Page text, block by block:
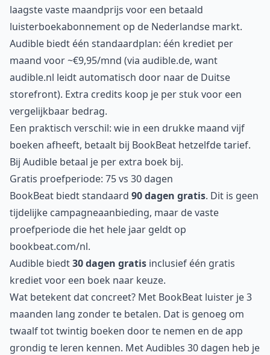
laagste vaste maandprijs voor een betaald
luisterboekabonnement op de Nederlandse markt.
Audible biedt één standaardplan: één krediet per
maand voor ~€9,95/mnd (via audible.de, want
audible.nl leidt automatisch door naar de Duitse
storefront). Extra credits koop je per stuk voor een
vergelijkbaar bedrag.
Een praktisch verschil: wie in een drukke maand vijf
boeken afheeft, betaalt bij BookBeat hetzelfde tarief.
Bij Audible betaal je per extra boek bij.
Gratis proefperiode: 75 vs 30 dagen
BookBeat biedt standaard 90 dagen gratis. Dit is geen
tijdelijke campagneaanbieding, maar de vaste
proefperiode die het hele jaar geldt op
bookbeat.com/nl.
Audible biedt30 dagen gratis inclusief één gratis
krediet voor een boek naar keuze.
Wat betekent dat concreet? Met BookBeat luister je 3
maanden lang zonder te betalen. Dat is genoeg om
twaalf tot twintig boeken door te nemen en de app
grondig te leren kennen. Met Audibles 30 dagen heb je